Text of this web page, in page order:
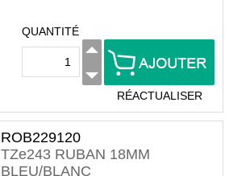
QUANTITÉ
RÉACTUALISER
ROB229120
TZe243 RUBAN 18MM
BLEU/BLANC